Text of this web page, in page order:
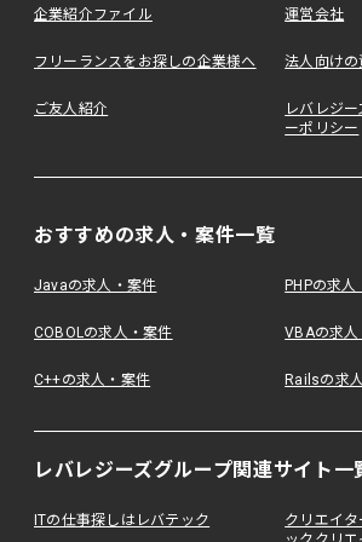
企業紹介ファイル 運営会社
フリーランスをお探しの企業様へ 法人向けの
ご友人紹介
レバレジ
ーポリシー
おすすめの求人・案件一覧
Javaの求人・案件 PHPの求人
COBOLの求人・案件 VBAの求
C++の求人・案件 Railsの求
レバレジーズグループ関連サイト一
ITの仕事探しはレバテック
クリエイ